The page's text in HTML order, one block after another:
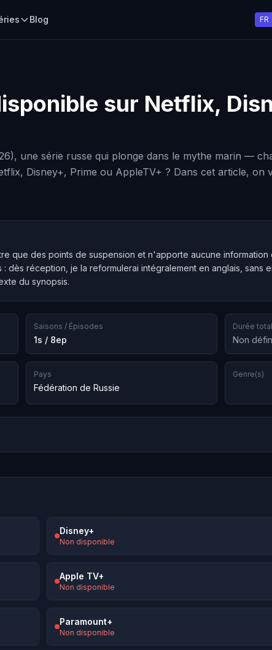
Blog FR
sur Netflix,
une série russe qui plonge dans le mythe marin —
Disney+, Prime ou AppleTV+ ? Dans cet article, on
que des points de suspension et n'apporte aucune
dès réception, je la reformulerai intégralement en anglais, sans
du synopsis.
Saisons / Épisodes
1s / 8ep
Durée
Non
Pays
Fédération de Russie
Genre(s)
Disney+
Non disponible
Apple TV+
Non disponible
Paramount+
Non disponible